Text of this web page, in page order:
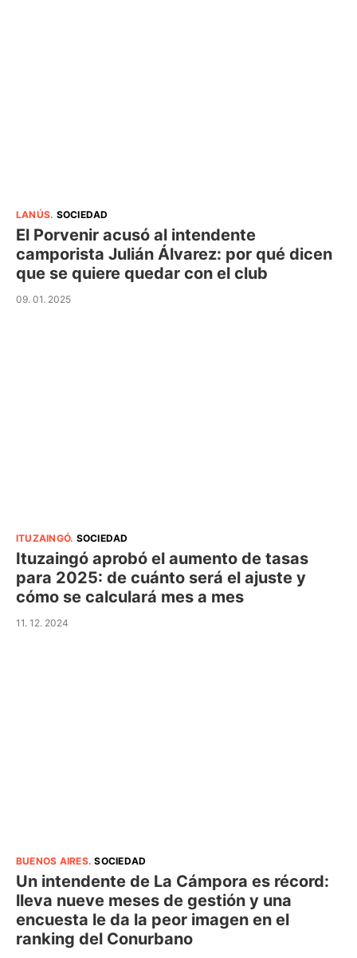
LANÚS. SOCIEDAD
El Porvenir acusó al intendente
camporista Julián Álvarez: por qué dicen
que se quiere quedar con el club
09. 01. 2025
ITUZAINGÓ. SOCIEDAD
Ituzaingó aprobó el aumento de tasas
para 2025: de cuánto será el ajuste y
cómo se calculará mes a mes
11. 12. 2024
BUENOS AIRES.SOCIEDAD
Un intendente de La Cámpora es récord:
lleva nueve meses de gestión y una
encuesta le da la peor imagen en el
ranking del Conurbano